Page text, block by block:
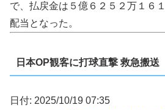
で、払戻金は５億６２５２万１６
配当となった。
日本OP観客に打球直撃 救急搬送
日付: 2025/10/19 07:35